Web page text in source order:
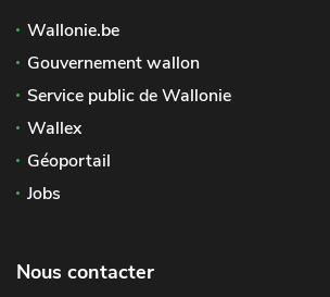
Wallonie.be
Gouvernement wallon
Service public de Wallonie
Wallex
Géoportail
Jobs
Nous contacter